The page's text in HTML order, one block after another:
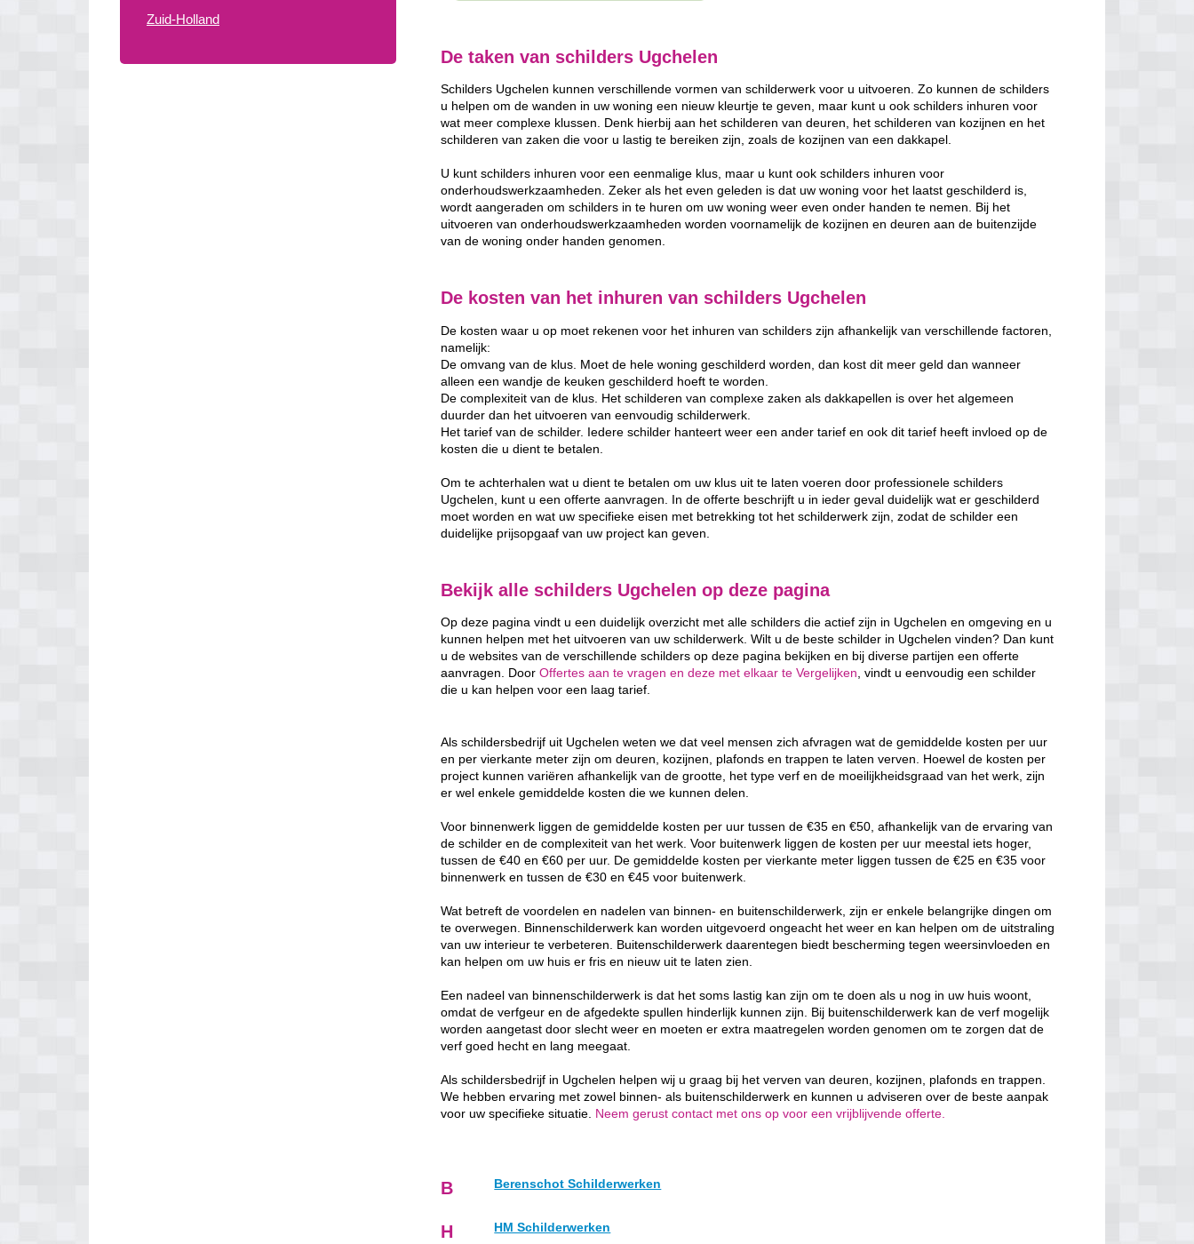
Zuid-Holland
De taken van schilders Ugchelen
Schilders Ugchelen kunnen verschillende vormen van schilderwerk voor u uitvoeren. Zo kunnen de schilders
u helpen om de wanden in uw woning een nieuw kleurtje te geven, maar kunt u ook schilders inhuren voor
wat meer complexe klussen. Denk hierbij aan het schilderen van deuren, het schilderen van kozijnen en het
schilderen van zaken die voor u lastig te bereiken zijn, zoals de kozijnen van een dakkapel.
U kunt schilders inhuren voor een eenmalige klus, maar u kunt ook schilders inhuren voor
onderhoudswerkzaamheden. Zeker als het even geleden is dat uw woning voor het laatst geschilderd is,
wordt aangeraden om schilders in te huren om uw woning weer even onder handen te nemen. Bij het
uitvoeren van onderhoudswerkzaamheden worden voornamelijk de kozijnen en deuren aan de buitenzijde
van de woning onder handen genomen.
De kosten van het inhuren van schilders Ugchelen
De kosten waar u op moet rekenen voor het inhuren van schilders zijn afhankelijk van verschillende factoren,
namelijk:
De omvang van de klus. Moet de hele woning geschilderd worden, dan kost dit meer geld dan wanneer
alleen een wandje de keuken geschilderd hoeft te worden.
De complexiteit van de klus. Het schilderen van complexe zaken als dakkapellen is over het algemeen
duurder dan het uitvoeren van eenvoudig schilderwerk.
Het tarief van de schilder. Iedere schilder hanteert weer een ander tarief en ook dit tarief heeft invloed op de
kosten die u dient te betalen.
Om te achterhalen wat u dient te betalen om uw klus uit te laten voeren door professionele schilders
Ugchelen, kunt u een offerte aanvragen. In de offerte beschrijft u in ieder geval duidelijk wat er geschilderd
moet worden en wat uw specifieke eisen met betrekking tot het schilderwerk zijn, zodat de schilder een
duidelijke prijsopgaaf van uw project kan geven.
Bekijk alle schilders Ugchelen op deze pagina
Op deze pagina vindt u een duidelijk overzicht met alle schilders die actief zijn in Ugchelen en omgeving en u
kunnen helpen met het uitvoeren van uw schilderwerk. Wilt u de beste schilder in Ugchelen vinden? Dan kunt
u de websites van de verschillende schilders op deze pagina bekijken en bij diverse partijen een offerte
aanvragen. DoorOffertes aan te vragen en deze met elkaar te Vergelijken, vindt u eenvoudig een schilder
die u kan helpen voor een laag tarief.
Als schildersbedrijf uit Ugchelen weten we dat veel mensen zich afvragen wat de gemiddelde kosten per uur
en per vierkante meter zijn om deuren, kozijnen, plafonds en trappen te laten verven. Hoewel de kosten per
project kunnen variëren afhankelijk van de grootte, het type verf en de moeilijkheidsgraad van het werk, zijn
er wel enkele gemiddelde kosten die we kunnen delen.
Voor binnenwerk liggen de gemiddelde kosten per uur tussen de €35 en €50, afhankelijk van de ervaring van
de schilder en de complexiteit van het werk. Voor buitenwerk liggen de kosten per uur meestal iets hoger,
tussen de €40 en €60 per uur. De gemiddelde kosten per vierkante meter liggen tussen de €25 en €35 voor
binnenwerk en tussen de €30 en €45 voor buitenwerk.
Wat betreft de voordelen en nadelen van binnen- en buitenschilderwerk, zijn er enkele belangrijke dingen om
te overwegen. Binnenschilderwerk kan worden uitgevoerd ongeacht het weer en kan helpen om de uitstraling
van uw interieur te verbeteren. Buitenschilderwerk daarentegen biedt bescherming tegen weersinvloeden en
kan helpen om uw huis er fris en nieuw uit te laten zien.
Een nadeel van binnenschilderwerk is dat het soms lastig kan zijn om te doen als u nog in uw huis woont,
omdat de verfgeur en de afgedekte spullen hinderlijk kunnen zijn. Bij buitenschilderwerk kan de verf mogelijk
worden aangetast door slecht weer en moeten er extra maatregelen worden genomen om te zorgen dat de
verf goed hecht en lang meegaat.
Als schildersbedrijf in Ugchelen helpen wij u graag bij het verven van deuren, kozijnen, plafonds en trappen.
We hebben ervaring met zowel binnen- als buitenschilderwerk en kunnen u adviseren over de beste aanpak
voor uw specifieke situatie. Neem gerust contact met ons op voor een vrijblijvende offerte.
B Berenschot Schilderwerken
H HM Schilderwerken